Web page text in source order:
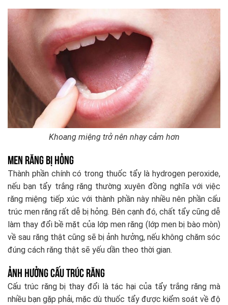
Khoang miệng trở nên nhạy cảm hơn
Men răng bị hỏng
Thành phần chính có trong thuốc tẩy là hydrogen peroxide,
nếu bạn tẩy trắng răng thường xuyên đồng nghĩa với việc
răng miệng tiếp xúc với thành phần này nhiều nên phần cấu
trúc men răng rất dễ bị hỏng. Bên cạnh đó, chất tẩy cũng dễ
làm thay đổi bề mặt của lớp men răng (lớp men bị bào mòn)
về sau răng thật cũng sẽ bị ảnh hưởng, nếu không chăm sóc
đúng cách răng thật sẽ yếu dần theo thời gian.
Ảnh hưởng cấu trúc răng
Cấu trúc răng bị thay đổi là tác hại của tẩy trắng răng mà
nhiều bạn gặp phải, mặc dù thuốc tẩy được kiểm soát về độ